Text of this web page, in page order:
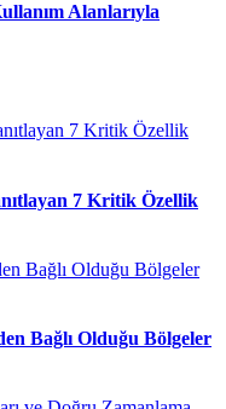
Alanlarıyla
7 Kritik Özellik
Bağlı Olduğu Bölgeler